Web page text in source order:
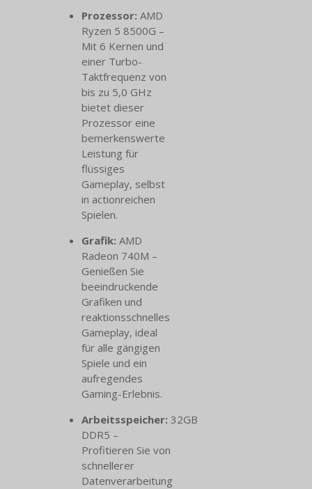
Prozessor: AMD
Ryzen 5 8500G –
Mit 6 Kernen und
einer Turbo-
Taktfrequenz von
bis zu 5,0 GHz
bietet dieser
Prozessor eine
bemerkenswerte
Leistung für
flüssiges
Gameplay, selbst
in actionreichen
Spielen.
Grafik: AMD
Radeon 740M –
Genießen Sie
beeindruckende
Grafiken und
reaktionsschnelles
Gameplay, ideal
für alle gängigen
Spiele und ein
aufregendes
Gaming-Erlebnis.
Arbeitsspeicher: 32GB
DDR5 –
Profitieren Sie von
schnellerer
Datenverarbeitung